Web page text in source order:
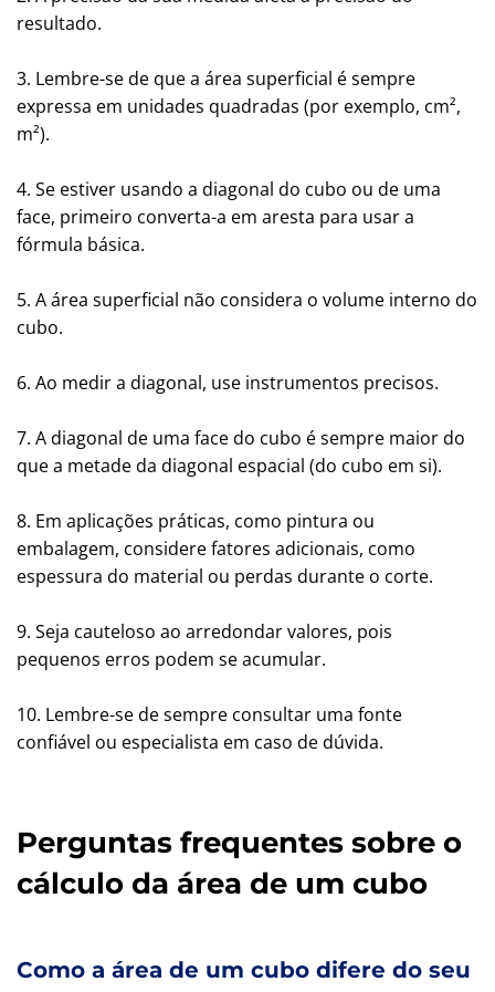
resultado.
3. Lembre-se de que a área superficial é sempre
expressa em unidades quadradas (por exemplo, cm²,
m²).
4. Se estiver usando a diagonal do cubo ou de uma
face, primeiro converta-a em aresta para usar a
fórmula básica.
5. A área superficial não considera o volume interno do
cubo.
6. Ao medir a diagonal, use instrumentos precisos.
7. A diagonal de uma face do cubo é sempre maior do
que a metade da diagonal espacial (do cubo em si).
8. Em aplicações práticas, como pintura ou
embalagem, considere fatores adicionais, como
espessura do material ou perdas durante o corte.
9. Seja cauteloso ao arredondar valores, pois
pequenos erros podem se acumular.
10. Lembre-se de sempre consultar uma fonte
confiável ou especialista em caso de dúvida.
Perguntas frequentes sobre o
cálculo da área de um cubo
Como a área de um cubo difere do seu